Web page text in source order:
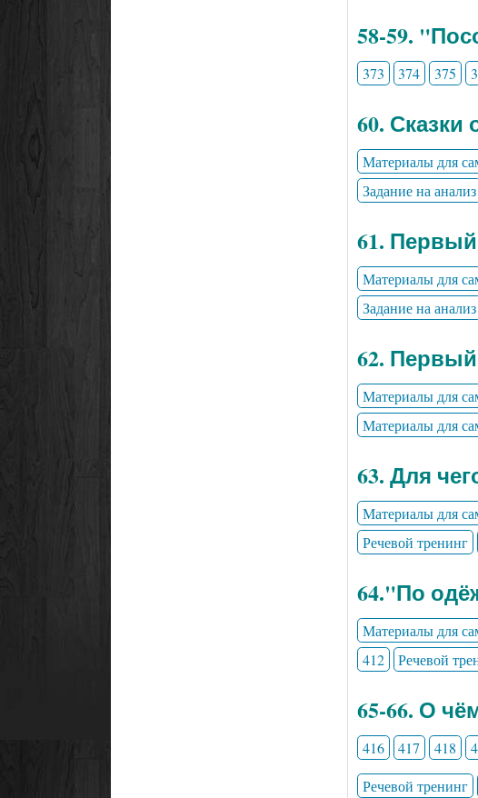
58-59.
373 374 375
60. Сказки
Материалы для
Задание на анализ
61.
Материалы для
Задание на анализ
62.
Материалы для
Материалы для
63. Для
Материалы для
Речевой тренинг
64."По
Материалы для
412
Речевой
65-66. О
416 417 418
Речевой тренинг